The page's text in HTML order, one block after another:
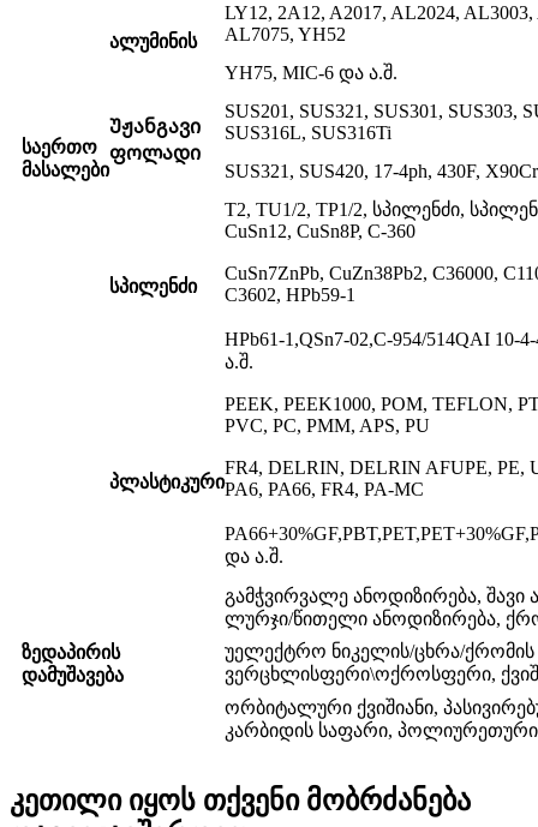
საერთო
მასალები
ალუმინის
LY12, 2A12, A2017, AL2024,
AL7075, YH52
YH75, MIC-6 და ა.შ.
Უჟანგავი
ფოლადი
SUS201, SUS321, SUS301, SUS303,
SUS316L, SUS316Ti
SUS321, SUS420, 17-4ph, 430F,
სპილენძი
T2, TU1/2, TP1/2, სპილენძი,
CuSn12, CuSn8P, C-360
CuSn7ZnPb, CuZn38Pb2, C36000,
C3602, HPb59-1
HPb61-1,QSn7-02,C-954/514QAI 10-
ა.შ.
პლასტიკური
PEEK, PEEK1000, POM, TEFLON,
PVC, PC, PMM, APS, PU
FR4, DELRIN, DELRIN AFUPE, PE,
PA6, PA66, FR4, PA-MC
და ა.შ.
ზედაპირის
დამუშავება
გამჭვირვალე ანოდიზირება, შავი
ლურჯი/წითელი ანოდიზირება,
უელექტრო ნიკელის/ცხრა/
ვერცხლისფერი\ოქროსფერი,
ორბიტალური ქვიშიანი,
კარბიდის საფარი,
კეთილი იყოს თქვენი მობრძანება